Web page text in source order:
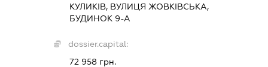
КУЛИКІВ, ВУЛИЦЯ ЖОВКІВСЬКА,
БУДИНОК 9-А
dossier.capital:
72 958 грн.